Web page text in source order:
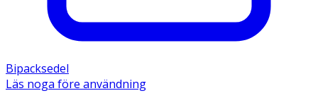
Bipacksedel
Läs noga före användning